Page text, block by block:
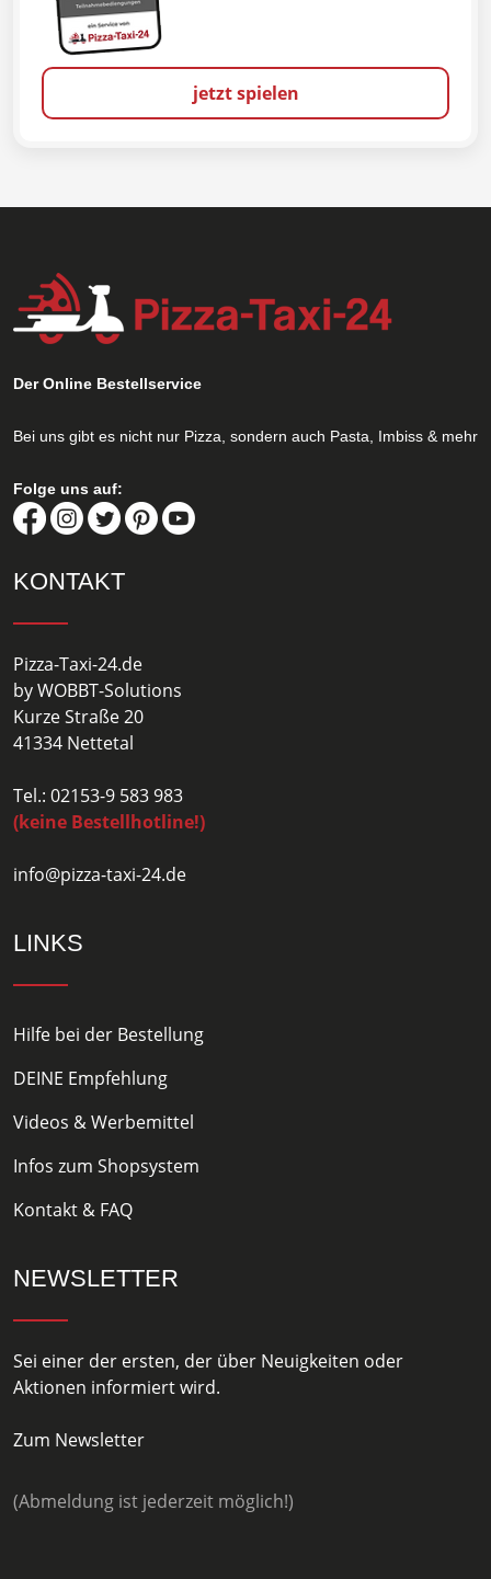
jetzt spielen
Der Online Bestellservice
Bei uns gibt es nicht nur Pizza, sondern auch Pasta, Imbiss & mehr
Folge uns auf:
KONTAKT
Pizza-Taxi-24.de
by WOBBT-Solutions
Kurze Straße 20
41334 Nettetal
Tel.: 02153-9 583 983
(keine Bestellhotline!)
info@pizza-taxi-24.de
LINKS
Hilfe bei der Bestellung
DEINE Empfehlung
Videos & Werbemittel
Infos zum Shopsystem
Kontakt & FAQ
NEWSLETTER
Sei einer der ersten, der über Neuigkeiten oder
Aktionen informiert wird.
Zum Newsletter
(Abmeldung ist jederzeit möglich!)